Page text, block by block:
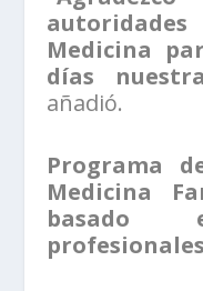
Medicina
días
añadió.
Programa
Medicina
basado
profesionales